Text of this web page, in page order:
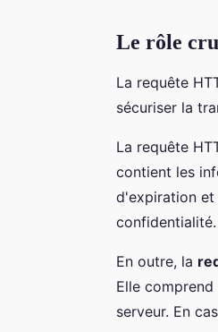
Le rôle
La requête
sécuriser la
La requête
contient les
d'expiration et
confidentialité.
En outre, la
Elle
serveur. En